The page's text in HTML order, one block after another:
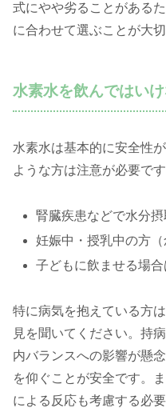
式にやや劣ることがある
に合わせて選ぶことが大切
水素水を飲んではい
水素水は基本的に安全性
ような方は注意が必要です
腎臓疾患などで水分
妊娠中・授乳中の方（
子どもに飲ませる場
特に病気を抱えている方
見を聞いてください。持
内バランスへの影響が懸
を仰ぐことが安全です。
による反応も考慮する必